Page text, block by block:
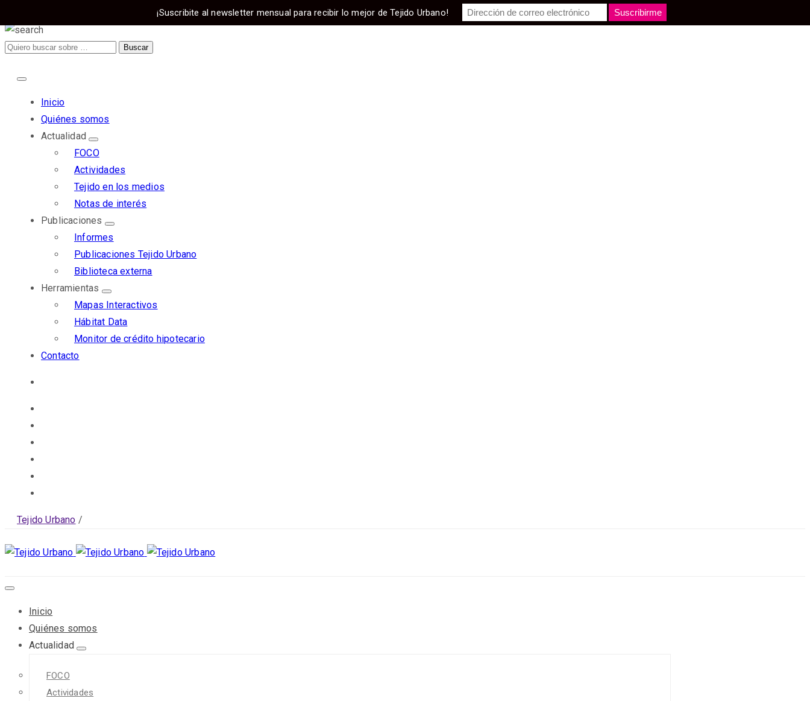
Inicio
Quiénes somos
Actualidad
FOCO
Actividades
Tejido en los medios
Notas de interés
Publicaciones
Informes
Publicaciones Tejido Urbano
Biblioteca externa
Herramientas
Mapas Interactivos
Hábitat Data
Monitor de crédito hipotecario
Contacto
Tejido Urbano /
Inicio
Quiénes somos
Actualidad
FOCO
Actividades
¡Suscribite al newsletter mensual para recibir lo mejor de Tejido Urbano!